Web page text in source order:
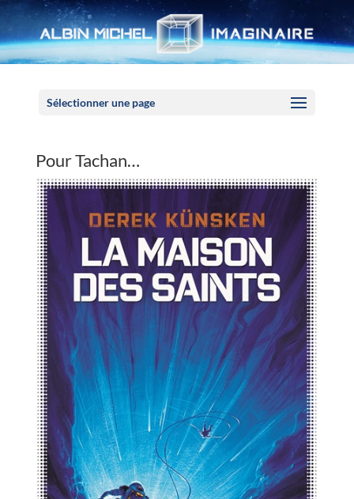
Sélectionner une page
Pour Tachan…
Panneau de gestion des cookies